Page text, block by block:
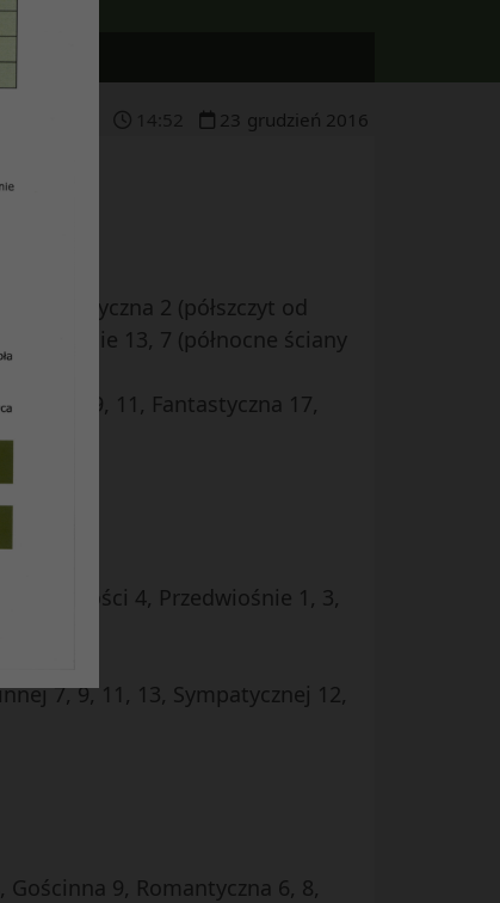
14 52 23 grudzień 2016
Sympatyczna 2 (półszczyt od
13, 7 (północne ściany
9, 11, Fantastyczna 17,
Radości 4, Przedwiośnie 1, 3,
7, 9, 11, 13, Sympatycznej 12,
9, Romantyczna 6, 8,